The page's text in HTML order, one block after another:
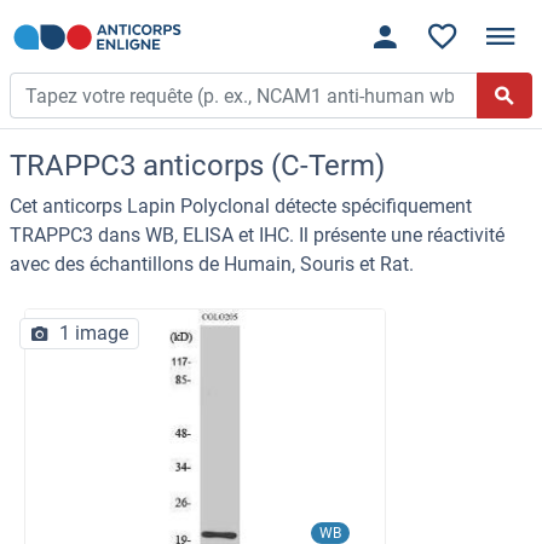
TRAPPC3 anticorps (C-Term)
Cet anticorps Lapin Polyclonal détecte spécifiquement
TRAPPC3 dans WB, ELISA et IHC. Il présente une réactivité
avec des échantillons de Humain, Souris et Rat.
WB
1 image